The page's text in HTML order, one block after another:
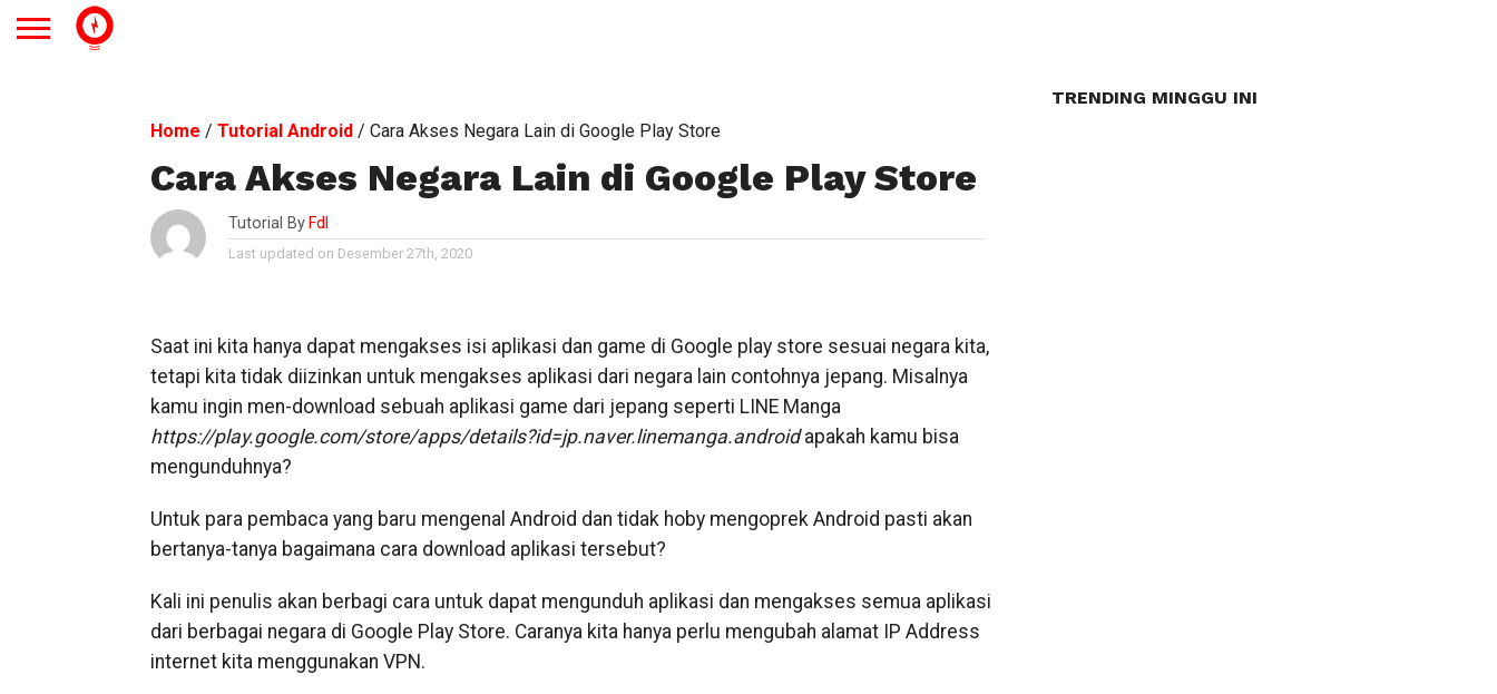
Home / Tutorial Android/ Cara Akses Negara Lain di Google Play Store
Cara Akses Negara Lain di Google Play Store
Tutorial By Fdl
Last updated on Desember 27th, 2020
Saat ini kita hanya dapat mengakses isi aplikasi dan game di Google play store sesuai negara kita,
tetapi kita tidak diizinkan untuk mengakses aplikasi dari negara lain contohnya jepang. Misalnya
kamu ingin men-download sebuah aplikasi game dari jepang seperti LINE Manga
https://play.google.com/store/apps/details?id=jp.naver.linemanga.androidapakah kamu bisa
mengunduhnya?
Untuk para pembaca yang baru mengenal Android dan tidak hoby mengoprek Android pasti akan
bertanya-tanya bagaimana cara download aplikasi tersebut?
Kali ini penulis akan berbagi cara untuk dapat mengunduh aplikasi dan mengakses semua aplikasi
dari berbagai negara di Google Play Store. Caranya kita hanya perlu mengubah alamat IP Address
internet kita menggunakan VPN.
TRENDING MINGGU INI